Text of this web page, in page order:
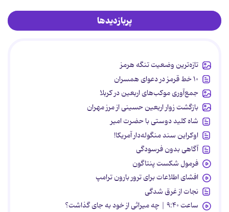
پربازدیدها
تازه‌ترین وضعیت تنگه هرمز
۱۰ خط قرمز در دعوای همسران
جمع‌آوری موکب‌های اربعین در کربلا
بازگشت زوار اربعین حسینی از مرز مهران
شاه کلید دوستی با حضرت امیر
اوکراین سند منگوله‌دار آمریکا!
آگاهی بدون فرسودگی
فرمول شکست پنتاگون
افشای اطلاعات برای ترور بارون ترامپ
نجات از غرق شدگی
ساعت ۹:۴۰ | چه میراثی از خود به جای گذاشت؟